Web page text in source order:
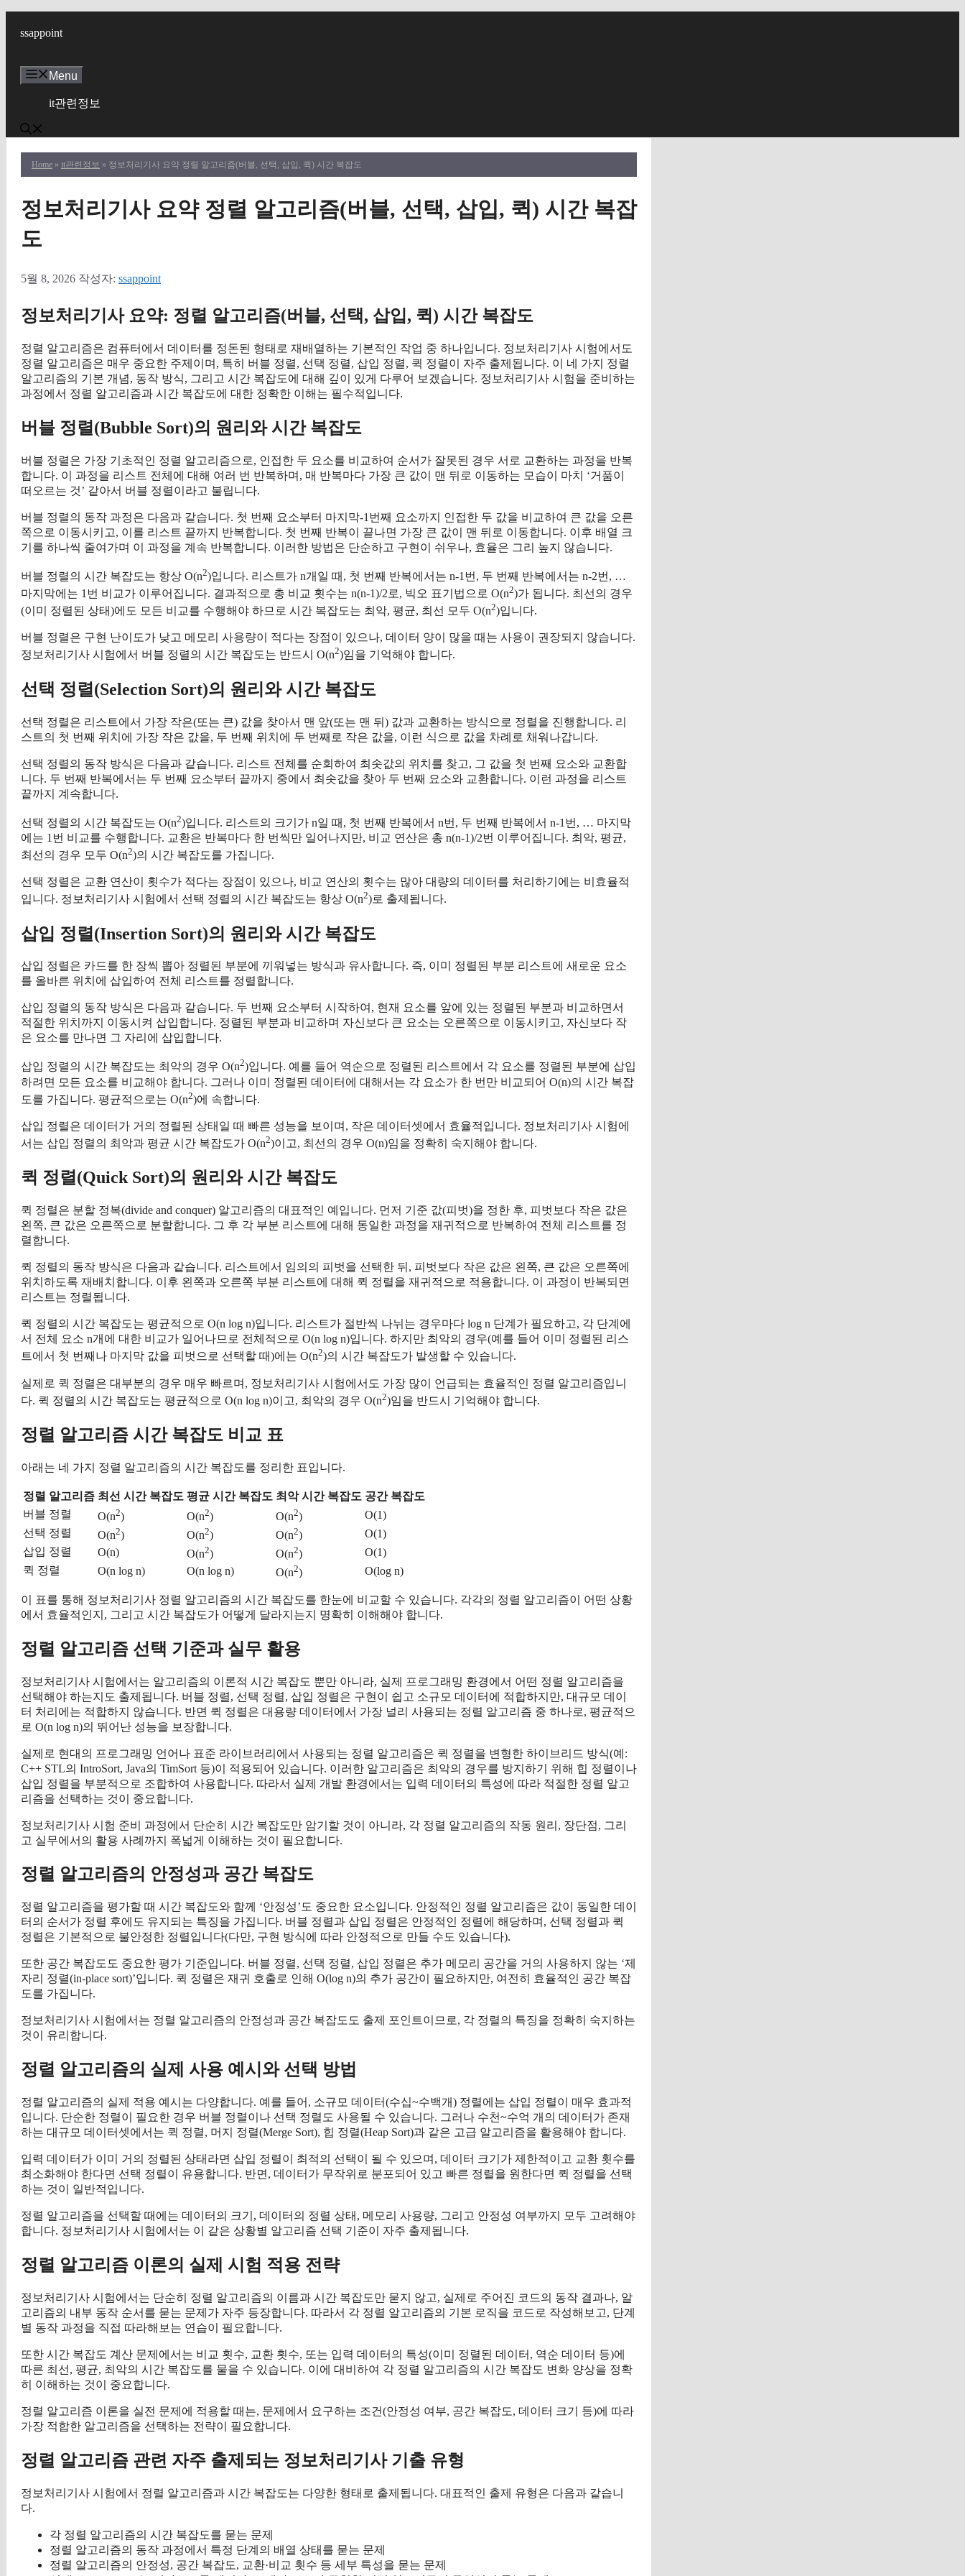
ssappoint
Menu
it관련정보
Home » it관련정보 » 정보처리기사 요약 정렬 알고리즘(버블, 선택, 삽입, 퀵) 시간 복잡도
정보처리기사 요약 정렬 알고리즘(버블, 선택, 삽입, 퀵) 시간 복잡
도
5월 8, 2026 작성자: ssappoint
정보처리기사 요약: 정렬 알고리즘(버블, 선택, 삽입, 퀵) 시간 복잡도
정렬 알고리즘은 컴퓨터에서 데이터를 정돈된 형태로 재배열하는 기본적인 작업 중 하나입니다. 정보처리기사 시험에서도
정렬 알고리즘은 매우 중요한 주제이며, 특히 버블 정렬, 선택 정렬, 삽입 정렬, 퀵 정렬이 자주 출제됩니다. 이 네 가지 정렬
알고리즘의 기본 개념, 동작 방식, 그리고 시간 복잡도에 대해 깊이 있게 다루어 보겠습니다. 정보처리기사 시험을 준비하는
과정에서 정렬 알고리즘과 시간 복잡도에 대한 정확한 이해는 필수적입니다.
버블 정렬(Bubble Sort)의 원리와 시간 복잡도
버블 정렬은 가장 기초적인 정렬 알고리즘으로, 인접한 두 요소를 비교하여 순서가 잘못된 경우 서로 교환하는 과정을 반복
합니다. 이 과정을 리스트 전체에 대해 여러 번 반복하며, 매 반복마다 가장 큰 값이 맨 뒤로 이동하는 모습이 마치 ‘거품이
떠오르는 것’ 같아서 버블 정렬이라고 불립니다.
버블 정렬의 동작 과정은 다음과 같습니다. 첫 번째 요소부터 마지막-1번째 요소까지 인접한 두 값을 비교하여 큰 값을 오른
쪽으로 이동시키고, 이를 리스트 끝까지 반복합니다. 첫 번째 반복이 끝나면 가장 큰 값이 맨 뒤로 이동합니다. 이후 배열 크
기를 하나씩 줄여가며 이 과정을 계속 반복합니다. 이러한 방법은 단순하고 구현이 쉬우나, 효율은 그리 높지 않습니다.
버블 정렬의 시간 복잡도는 항상 O(n2)입니다. 리스트가 n개일 때, 첫 번째 반복에서는 n-1번, 두 번째 반복에서는 n-2번, …
마지막에는 1번 비교가 이루어집니다. 결과적으로 총 비교 횟수는 n(n-1)/2로, 빅오 표기법으로 O(n2)가 됩니다. 최선의 경우
(이미 정렬된 상태)에도 모든 비교를 수행해야 하므로 시간 복잡도는 최악, 평균, 최선 모두 O(n2)입니다.
버블 정렬은 구현 난이도가 낮고 메모리 사용량이 적다는 장점이 있으나, 데이터 양이 많을 때는 사용이 권장되지 않습니다.
정보처리기사 시험에서 버블 정렬의 시간 복잡도는 반드시 O(n2)임을 기억해야 합니다.
선택 정렬(Selection Sort)의 원리와 시간 복잡도
선택 정렬은 리스트에서 가장 작은(또는 큰) 값을 찾아서 맨 앞(또는 맨 뒤) 값과 교환하는 방식으로 정렬을 진행합니다. 리
스트의 첫 번째 위치에 가장 작은 값을, 두 번째 위치에 두 번째로 작은 값을, 이런 식으로 값을 차례로 채워나갑니다.
선택 정렬의 동작 방식은 다음과 같습니다. 리스트 전체를 순회하여 최솟값의 위치를 찾고, 그 값을 첫 번째 요소와 교환합
니다. 두 번째 반복에서는 두 번째 요소부터 끝까지 중에서 최솟값을 찾아 두 번째 요소와 교환합니다. 이런 과정을 리스트
끝까지 계속합니다.
선택 정렬의 시간 복잡도는 O(n2)입니다. 리스트의 크기가 n일 때, 첫 번째 반복에서 n번, 두 번째 반복에서 n-1번, … 마지막
에는 1번 비교를 수행합니다. 교환은 반복마다 한 번씩만 일어나지만, 비교 연산은 총 n(n-1)/2번 이루어집니다. 최악, 평균,
최선의 경우 모두 O(n2)의 시간 복잡도를 가집니다.
선택 정렬은 교환 연산이 횟수가 적다는 장점이 있으나, 비교 연산의 횟수는 많아 대량의 데이터를 처리하기에는 비효율적
입니다. 정보처리기사 시험에서 선택 정렬의 시간 복잡도는 항상 O(n2)로 출제됩니다.
삽입 정렬(Insertion Sort)의 원리와 시간 복잡도
삽입 정렬은 카드를 한 장씩 뽑아 정렬된 부분에 끼워넣는 방식과 유사합니다. 즉, 이미 정렬된 부분 리스트에 새로운 요소
를 올바른 위치에 삽입하여 전체 리스트를 정렬합니다.
삽입 정렬의 동작 방식은 다음과 같습니다. 두 번째 요소부터 시작하여, 현재 요소를 앞에 있는 정렬된 부분과 비교하면서
적절한 위치까지 이동시켜 삽입합니다. 정렬된 부분과 비교하며 자신보다 큰 요소는 오른쪽으로 이동시키고, 자신보다 작
은 요소를 만나면 그 자리에 삽입합니다.
삽입 정렬의 시간 복잡도는 최악의 경우 O(n2)입니다. 예를 들어 역순으로 정렬된 리스트에서 각 요소를 정렬된 부분에 삽입
하려면 모든 요소를 비교해야 합니다. 그러나 이미 정렬된 데이터에 대해서는 각 요소가 한 번만 비교되어 O(n)의 시간 복잡
도를 가집니다. 평균적으로는 O(n2)에 속합니다.
삽입 정렬은 데이터가 거의 정렬된 상태일 때 빠른 성능을 보이며, 작은 데이터셋에서 효율적입니다. 정보처리기사 시험에
서는 삽입 정렬의 최악과 평균 시간 복잡도가 O(n2)이고, 최선의 경우 O(n)임을 정확히 숙지해야 합니다.
퀵 정렬(Quick Sort)의 원리와 시간 복잡도
퀵 정렬은 분할 정복(divide and conquer) 알고리즘의 대표적인 예입니다. 먼저 기준 값(피벗)을 정한 후, 피벗보다 작은 값은
왼쪽, 큰 값은 오른쪽으로 분할합니다. 그 후 각 부분 리스트에 대해 동일한 과정을 재귀적으로 반복하여 전체 리스트를 정
렬합니다.
퀵 정렬의 동작 방식은 다음과 같습니다. 리스트에서 임의의 피벗을 선택한 뒤, 피벗보다 작은 값은 왼쪽, 큰 값은 오른쪽에
위치하도록 재배치합니다. 이후 왼쪽과 오른쪽 부분 리스트에 대해 퀵 정렬을 재귀적으로 적용합니다. 이 과정이 반복되면
리스트는 정렬됩니다.
퀵 정렬의 시간 복잡도는 평균적으로 O(n log n)입니다. 리스트가 절반씩 나뉘는 경우마다 log n 단계가 필요하고, 각 단계에
서 전체 요소 n개에 대한 비교가 일어나므로 전체적으로 O(n log n)입니다. 하지만 최악의 경우(예를 들어 이미 정렬된 리스
트에서 첫 번째나 마지막 값을 피벗으로 선택할 때)에는 O(n2)의 시간 복잡도가 발생할 수 있습니다.
실제로 퀵 정렬은 대부분의 경우 매우 빠르며, 정보처리기사 시험에서도 가장 많이 언급되는 효율적인 정렬 알고리즘입니
다. 퀵 정렬의 시간 복잡도는 평균적으로 O(n log n)이고, 최악의 경우 O(n2)임을 반드시 기억해야 합니다.
정렬 알고리즘 시간 복잡도 비교 표
아래는 네 가지 정렬 알고리즘의 시간 복잡도를 정리한 표입니다.
정렬 알고리즘 최선 시간 복잡도 평균 시간 복잡도 최악 시간 복잡도 공간 복잡도
버블 정렬
O(n2) O(n2) O(n2)
O(1)
선택 정렬
O(n2) O(n2) O(n2)
O(1)
삽입 정렬
O(n) O(n2) O(n2)
O(1)
퀵 정렬
O(n log n) O(n log n) O(n2) O(log n)
이 표를 통해 정보처리기사 정렬 알고리즘의 시간 복잡도를 한눈에 비교할 수 있습니다. 각각의 정렬 알고리즘이 어떤 상황
에서 효율적인지, 그리고 시간 복잡도가 어떻게 달라지는지 명확히 이해해야 합니다.
정렬 알고리즘 선택 기준과 실무 활용
정보처리기사 시험에서는 알고리즘의 이론적 시간 복잡도 뿐만 아니라, 실제 프로그래밍 환경에서 어떤 정렬 알고리즘을
선택해야 하는지도 출제됩니다. 버블 정렬, 선택 정렬, 삽입 정렬은 구현이 쉽고 소규모 데이터에 적합하지만, 대규모 데이
터 처리에는 적합하지 않습니다. 반면 퀵 정렬은 대용량 데이터에서 가장 널리 사용되는 정렬 알고리즘 중 하나로, 평균적으
로 O(n log n)의 뛰어난 성능을 보장합니다.
실제로 현대의 프로그래밍 언어나 표준 라이브러리에서 사용되는 정렬 알고리즘은 퀵 정렬을 변형한 하이브리드 방식(예:
C++ STL의 IntroSort, Java의 TimSort 등)이 적용되어 있습니다. 이러한 알고리즘은 최악의 경우를 방지하기 위해 힙 정렬이나
삽입 정렬을 부분적으로 조합하여 사용합니다. 따라서 실제 개발 환경에서는 입력 데이터의 특성에 따라 적절한 정렬 알고
리즘을 선택하는 것이 중요합니다.
정보처리기사 시험 준비 과정에서 단순히 시간 복잡도만 암기할 것이 아니라, 각 정렬 알고리즘의 작동 원리, 장단점, 그리
고 실무에서의 활용 사례까지 폭넓게 이해하는 것이 필요합니다.
정렬 알고리즘의 안정성과 공간 복잡도
정렬 알고리즘을 평가할 때 시간 복잡도와 함께 ‘안정성’도 중요한 요소입니다. 안정적인 정렬 알고리즘은 값이 동일한 데이
터의 순서가 정렬 후에도 유지되는 특징을 가집니다. 버블 정렬과 삽입 정렬은 안정적인 정렬에 해당하며, 선택 정렬과 퀵
정렬은 기본적으로 불안정한 정렬입니다(다만, 구현 방식에 따라 안정적으로 만들 수도 있습니다).
또한 공간 복잡도도 중요한 평가 기준입니다. 버블 정렬, 선택 정렬, 삽입 정렬은 추가 메모리 공간을 거의 사용하지 않는 ‘제
자리 정렬(in-place sort)’입니다. 퀵 정렬은 재귀 호출로 인해 O(log n)의 추가 공간이 필요하지만, 여전히 효율적인 공간 복잡
도를 가집니다.
정보처리기사 시험에서는 정렬 알고리즘의 안정성과 공간 복잡도도 출제 포인트이므로, 각 정렬의 특징을 정확히 숙지하는
것이 유리합니다.
정렬 알고리즘의 실제 사용 예시와 선택 방법
정렬 알고리즘의 실제 적용 예시는 다양합니다. 예를 들어, 소규모 데이터(수십~수백개) 정렬에는 삽입 정렬이 매우 효과적
입니다. 단순한 정렬이 필요한 경우 버블 정렬이나 선택 정렬도 사용될 수 있습니다. 그러나 수천~수억 개의 데이터가 존재
하는 대규모 데이터셋에서는 퀵 정렬, 머지 정렬(Merge Sort), 힙 정렬(Heap Sort)과 같은 고급 알고리즘을 활용해야 합니다.
입력 데이터가 이미 거의 정렬된 상태라면 삽입 정렬이 최적의 선택이 될 수 있으며, 데이터 크기가 제한적이고 교환 횟수를
최소화해야 한다면 선택 정렬이 유용합니다. 반면, 데이터가 무작위로 분포되어 있고 빠른 정렬을 원한다면 퀵 정렬을 선택
하는 것이 일반적입니다.
정렬 알고리즘을 선택할 때에는 데이터의 크기, 데이터의 정렬 상태, 메모리 사용량, 그리고 안정성 여부까지 모두 고려해야
합니다. 정보처리기사 시험에서는 이 같은 상황별 알고리즘 선택 기준이 자주 출제됩니다.
정렬 알고리즘 이론의 실제 시험 적용 전략
정보처리기사 시험에서는 단순히 정렬 알고리즘의 이름과 시간 복잡도만 묻지 않고, 실제로 주어진 코드의 동작 결과나, 알
고리즘의 내부 동작 순서를 묻는 문제가 자주 등장합니다. 따라서 각 정렬 알고리즘의 기본 로직을 코드로 작성해보고, 단계
별 동작 과정을 직접 따라해보는 연습이 필요합니다.
또한 시간 복잡도 계산 문제에서는 비교 횟수, 교환 횟수, 또는 입력 데이터의 특성(이미 정렬된 데이터, 역순 데이터 등)에
따른 최선, 평균, 최악의 시간 복잡도를 물을 수 있습니다. 이에 대비하여 각 정렬 알고리즘의 시간 복잡도 변화 양상을 정확
히 이해하는 것이 중요합니다.
정렬 알고리즘 이론을 실전 문제에 적용할 때는, 문제에서 요구하는 조건(안정성 여부, 공간 복잡도, 데이터 크기 등)에 따라
가장 적합한 알고리즘을 선택하는 전략이 필요합니다.
정렬 알고리즘 관련 자주 출제되는 정보처리기사 기출 유형
정보처리기사 시험에서 정렬 알고리즘과 시간 복잡도는 다양한 형태로 출제됩니다. 대표적인 출제 유형은 다음과 같습니
다.
각 정렬 알고리즘의 시간 복잡도를 묻는 문제
정렬 알고리즘의 동작 과정에서 특정 단계의 배열 상태를 묻는 문제
정렬 알고리즘의 안정성, 공간 복잡도, 교환·비교 횟수 등 세부 특성을 묻는 문제